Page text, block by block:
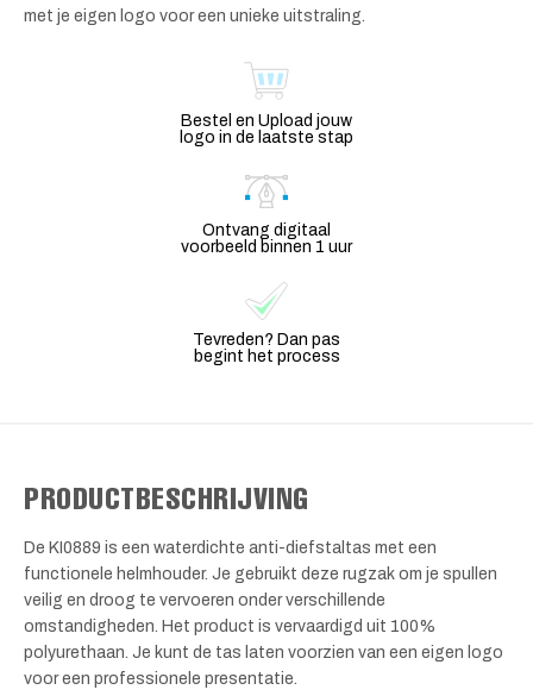
met je eigen logo voor een unieke uitstraling.
Bestel en Upload jouw
logo in de laatste stap
Ontvang digitaal
voorbeeld binnen 1 uur
Tevreden? Dan pas
begint het process
PRODUCTBESCHRIJVING
De KI0889 is een waterdichte anti-diefstaltas met een
functionele helmhouder. Je gebruikt deze rugzak om je spullen
veilig en droog te vervoeren onder verschillende
omstandigheden. Het product is vervaardigd uit 100%
polyurethaan. Je kunt de tas laten voorzien van een eigen logo
voor een professionele presentatie.